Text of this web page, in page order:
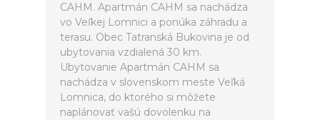
CAHM. Apartmán CAHM sa nachádza
vo Veľkej Lomnici a ponúka záhradu a
terasu. Obec Tatranská Bukovina je od
ubytovania vzdialená 30 km.
Ubytovanie Apartmán CAHM sa
nachádza v slovenskom meste Veľká
Lomnica, do ktorého si môžete
naplánovať vašú dovolenku na